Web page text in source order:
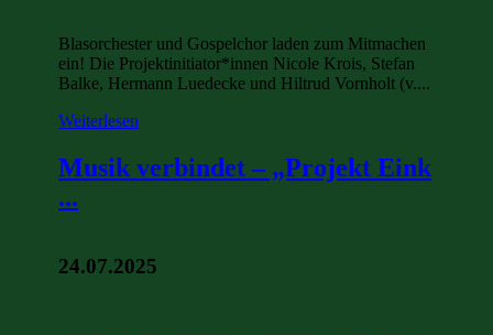
Blasorchester und Gospelchor laden zum Mitmachen
ein! Die Projektinitiator*innen Nicole Krois, Stefan
Balke, Hermann Luedecke und Hiltrud Vornholt (v....
Weiterlesen
Musik verbindet – „Projekt Eink
...
24.07.2025